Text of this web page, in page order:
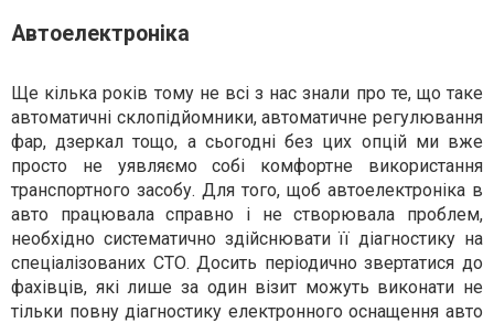
Автоелектроніка
Ще кілька років тому не всі з нас знали про те, що таке
автоматичні склопідйомники, автоматичне регулювання
фар, дзеркал тощо, а сьогодні без цих опцій ми вже
просто не уявляємо собі комфортне використання
транспортного засобу. Для того, щоб автоелектроніка в
авто працювала справно і не створювала проблем,
необхідно систематично здійснювати її діагностику на
спеціалізованих СТО. Досить періодично звертатися до
фахівців, які лише за один візит можуть виконати не
тільки повну діагностику електронного оснащення авто